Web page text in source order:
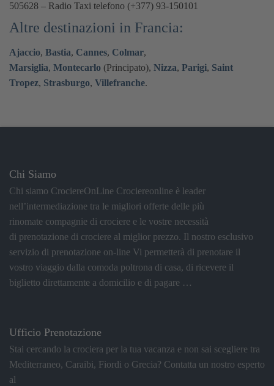
505628 – Radio Taxi telefono (+377) 93-150101
Altre destinazioni in Francia:
Ajaccio, Bastia, Cannes, Colmar,
Marsiglia, Montecarlo (Principato), Nizza, Parigi, Saint
Tropez, Strasburgo, Villefranche.
Chi Siamo
Chi siamo CrociereOnLine Crociereonline è leader
nell’intermediazione tra le migliori offerte delle più
rinomate compagnie di crociere e le vostre necessità
di prenotazione di crociere al miglior prezzo. Il nostro esclusivo
servizio di prenotazione on-line Vi permetterà di prenotare il
vostro viaggio dalla comoda poltrona di casa, di ricevere il
biglietto direttamente a domicilio e di pagare …
Ufficio Prenotazione
Stai cercando la crociera per la tua vacanza e non sai scegliere tra
Mediterraneo, Caraibi, Fiordi o Grecia? Contatta un nostro esperto
al